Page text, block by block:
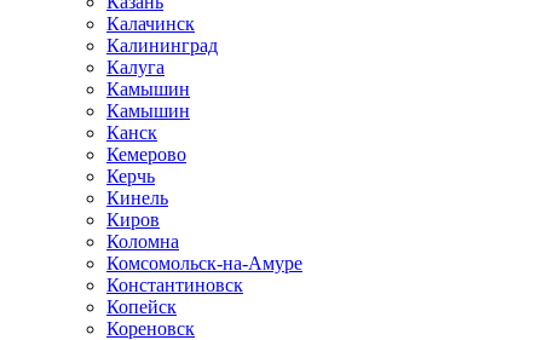
Калачинск
Калининград
Калуга
Камышин
Камышин
Канск
Кемерово
Керчь
Кинель
Киров
Коломна
Комсомольск-на-Амуре
Константиновск
Копейск
Кореновск